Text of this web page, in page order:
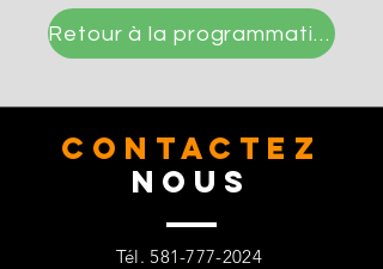
Retour à la programmation
CONTACTez
Nous
Tél.581-777-2024